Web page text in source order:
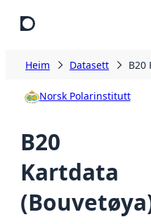
Heim Datasett B20
Norsk Polarinstitutt
B20
Kartdata